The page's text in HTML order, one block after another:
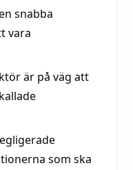
snabba
vara
är på väg att
som ska